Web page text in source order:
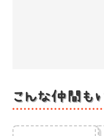
こんな仲間も